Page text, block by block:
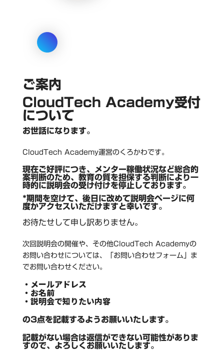
ご案内
CloudTech Academy受付
について
お世話になります。
CloudTech Academy運営のくろかわです。
現在ご好評につき、メンター稼働状況など総合的
案判断のため、教育の質を担保する判断により一
時的に説明会の受け付けを停止しております。
*期間を空けて、後日に改めて説明会ページに何
度かアクセスいただけますと幸いです。
お待たせして申し訳ありません。
次回説明会の開催や、その他CloudTech Academyの
お問い合わせについては、「お問い合わせフォーム」ま
でお問い合わせください。
・メールアドレス
・お名前
・説明会で知りたい内容
の3点を記載するようお願いいたします。
記載がない場合は返信ができない可能性がありま
すので、よろしくお願いいたします。